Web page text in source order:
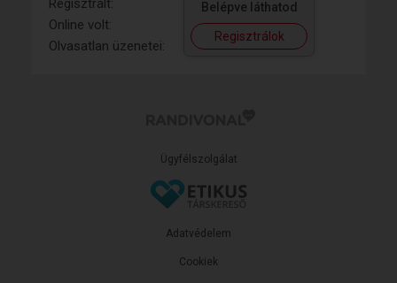
Regisztrált:
Online volt:
Olvasatlan üzenetei:
Belépve láthatod
Regisztrálok
Ügyfélszolgálat
Adatvédelem
Cookiek